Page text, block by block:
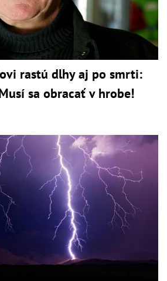
rastú dlhy aj po smrti:
sa obracať v hrobe!